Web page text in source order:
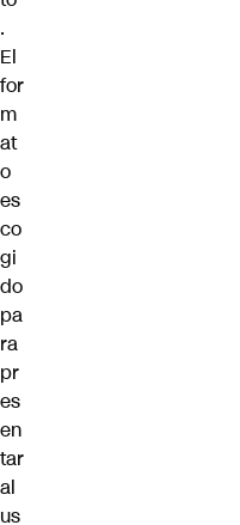
.
El
for
m
at
o
es
co
gi
do
pa
ra
pr
es
en
tar
al
us